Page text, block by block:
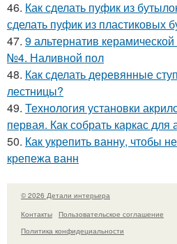
46. Как сделать пуфик из
сделать пуфик из пластиковых
47. 9 альтернатив
№4. Наливной пол
48. Как сделать деревянные
лестницы?
49. Технология установки
первая. Как собрать каркас
50. Как укрепить ванну, чтобы
крепежа ванн
© 2026 Детали интерьера
Контакты
Пользовательское соглашение
Политика конфидециальности